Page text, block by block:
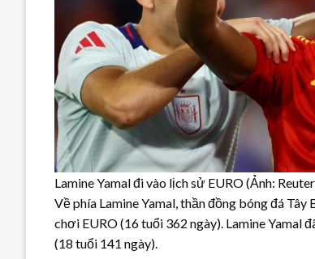
Lamine Yamal đi vào lịch sử EURO (Ảnh:
Về phía Lamine Yamal, thần đồng bóng đá
chơi EURO (16 tuổi 362 ngày). Lamine Yamal
(18 tuổi 141 ngày).